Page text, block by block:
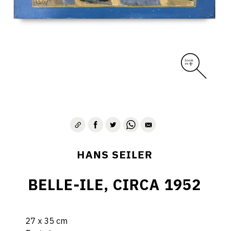
HANS SEILER
BELLE-ILE, CIRCA 1952
27 x 35 cm